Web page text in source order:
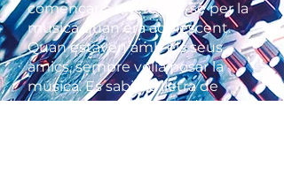
començar a interessar-se per la
música quan era adolescent.
Quan estaven amb els seus
amics, sempre volia posar la
música. Es sabia la lletra de
totes les cançons i va adonar-se